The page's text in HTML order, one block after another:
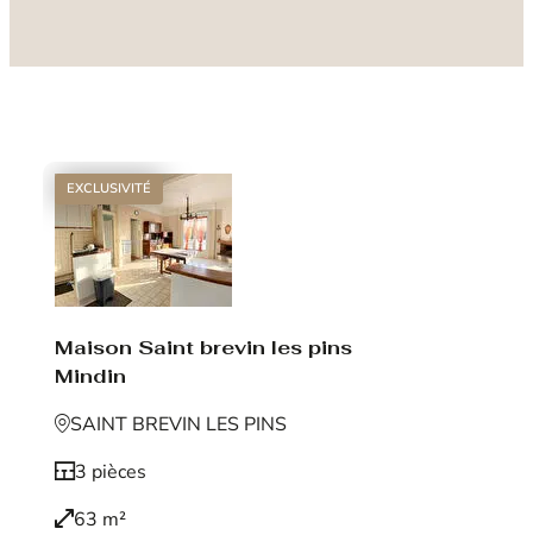
EXCLUSIVITÉ
Maison Saint brevin les pins
Mindin
SAINT BREVIN LES PINS
3 pièces
63 m²